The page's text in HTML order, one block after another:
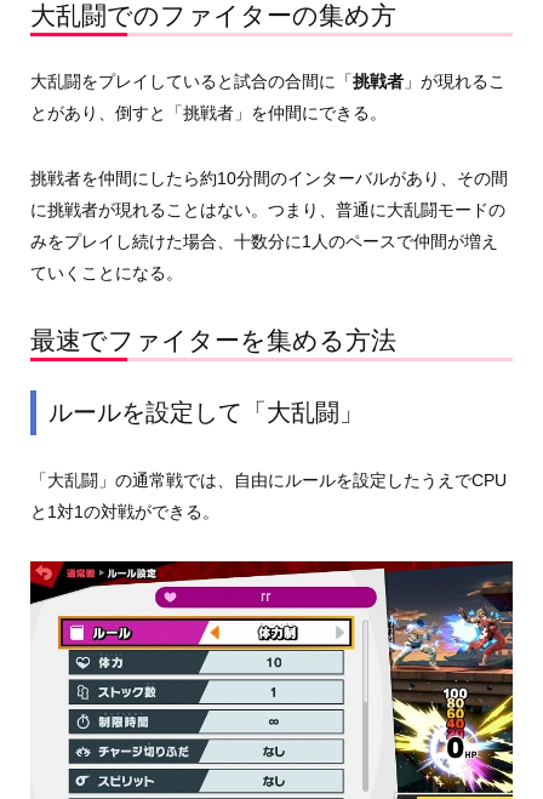
大乱闘でのファイターの集め方
大乱闘をプレイしていると試合の合間に「挑戦者」が現れるこ
とがあり、倒すと「挑戦者」を仲間にできる。
挑戦者を仲間にしたら約10分間のインターバルがあり、その間
に挑戦者が現れることはない。つまり、普通に大乱闘モードの
みをプレイし続けた場合、十数分に1人のペースで仲間が増え
ていくことになる。
最速でファイターを集める方法
ルールを設定して「大乱闘」
「大乱闘」の通常戦では、自由にルールを設定したうえでCPU
と1対1の対戦ができる。